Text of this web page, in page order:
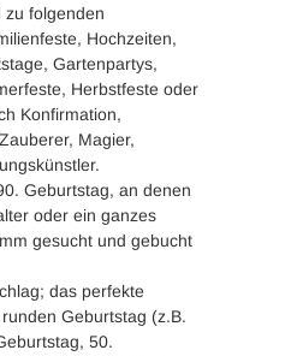
zu folgenden
Hochzeiten,
Gartenpartys,
Herbstfeste oder
Konfirmation,
Magier,
Geburtstag, an denen
oder ein ganzes
gesucht und gebucht
das perfekte
Geburtstag (z.B.
50.